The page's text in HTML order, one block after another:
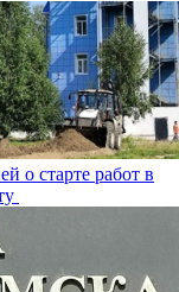
о старте работ в